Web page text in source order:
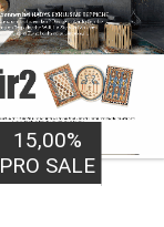
15,00%
PRO SALE